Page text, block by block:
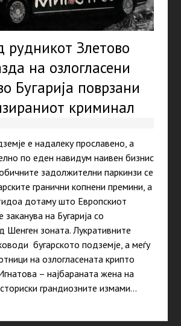
Злетово
на озлогласени
Бугарија поврзани
криминал
е надалеку прославено, а
по еден навидум наивен бизнис
задолжителни паркинзи се
гранични копнени премини, а
дотаму што Европскиот
на Бугарија со
Шенген зоната. Лукративните
бугарското подземје, а меѓу
на озлогласената крипто
– најбараната жена на
грандиозните измами…